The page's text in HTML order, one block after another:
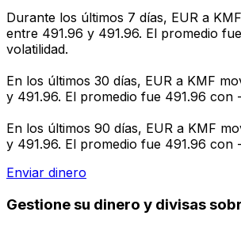
Durante los últimos 7 días, EUR a
entre 491.96 y 491.96. El promedio
volatilidad.
En los últimos 30 días, EUR a KMF
y 491.96. El promedio fue 491.96 con
En los últimos 90 días, EUR a KMF
y 491.96. El promedio fue 491.96 con
Enviar dinero
Gestione su dinero y divisas